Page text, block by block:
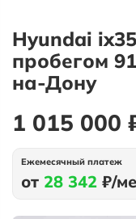
Hyundai
пробегом
на-Дону
1 015 000
Ежемесячный платеж
от 28 342 ₽/